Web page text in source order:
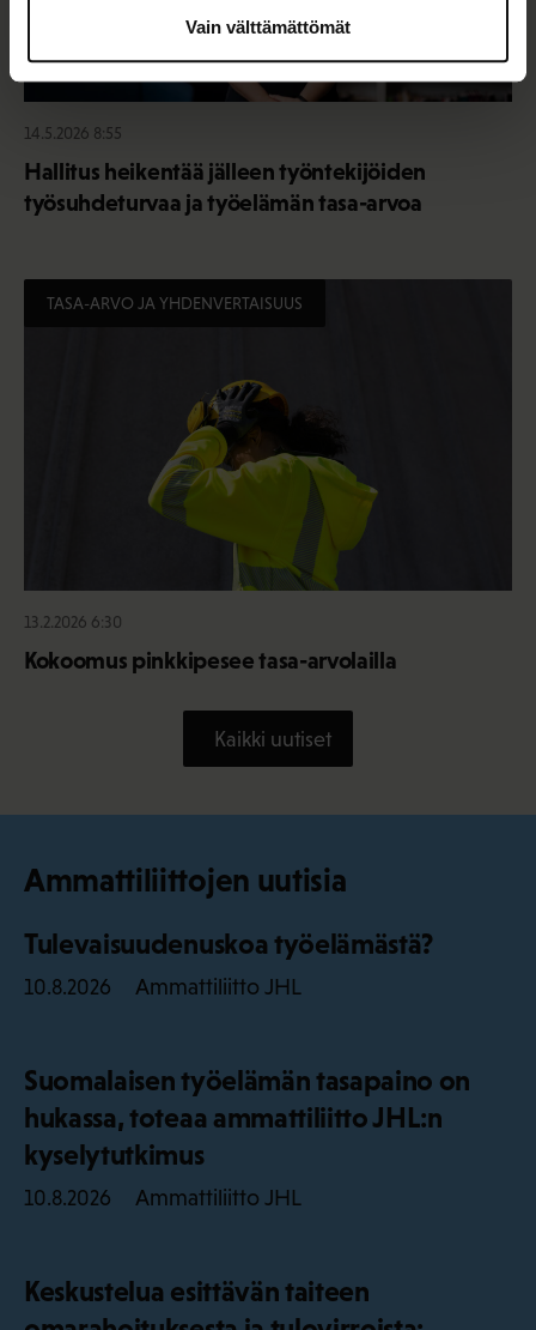
Vain välttämättömät
14.5.2026 8:55
Hallitus heikentää jälleen työntekijöiden
työsuhdeturvaa ja työelämän tasa-arvoa
TASA-ARVO JA YHDENVERTAISUUS
13.2.2026 6:30
Kokoomus pinkkipesee tasa-arvolailla
Kaikki uutiset
Ammattiliittojen uutisia
Tulevaisuudenuskoa työelämästä?
10.8.2026 Ammattiliitto JHL
Suomalaisen työelämän tasapaino on
hukassa, toteaa ammattiliitto JHL:n
kyselytutkimus
10.8.2026 Ammattiliitto JHL
Keskustelua esittävän taiteen